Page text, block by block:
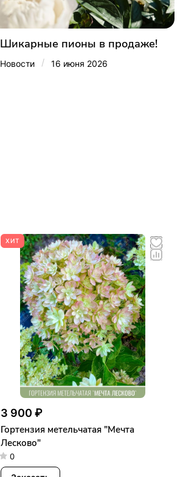
Шикарные пионы в продаже!
Новости / 16 июня 2026
ХИТ
3 900 ₽
Гортензия метельчатая "Мечта
Лесково"
0